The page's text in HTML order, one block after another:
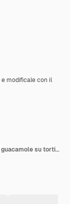
e modificale con il
Tacos di pesce fresco con verdure e salsa guacamole su tortillas di mais bianco.